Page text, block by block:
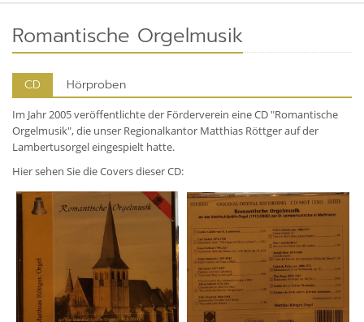
Romantische Orgelmusik
CD Hörproben
Im Jahr 2005 veröffentlichte der Förderverein eine CD "Romantische
Orgelmusik", die unser Regionalkantor Matthias Röttger auf der
Lambertusorgel eingespielt hatte.
Hier sehen Sie die Covers dieser CD: